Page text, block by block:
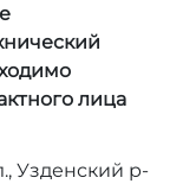
лица
Узденский р-